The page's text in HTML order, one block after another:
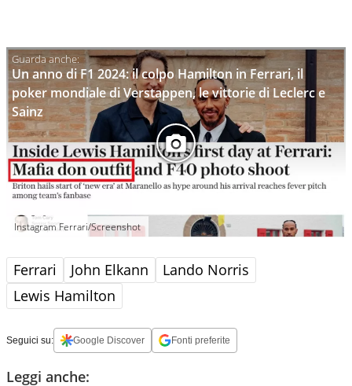
Un anno di F1 2024: il colpo Hamilton in Ferrari, il
poker mondiale di Verstappen, le vittorie di Leclerc e
Sainz
Instagram Ferrari/Screenshot
Ferrari John Elkann
Lando Norris
Lewis Hamilton
Seguici su: Google Discover Fonti preferite
Leggi anche: